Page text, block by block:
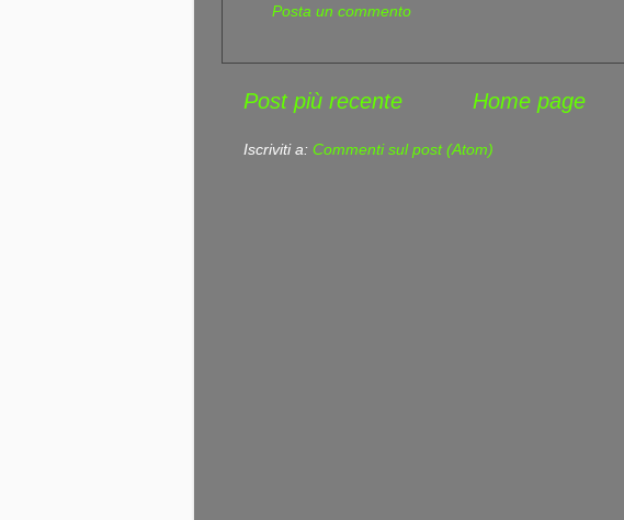
Posta un commento
Post più recente Home page
Iscriviti a: Commenti sul post (Atom)